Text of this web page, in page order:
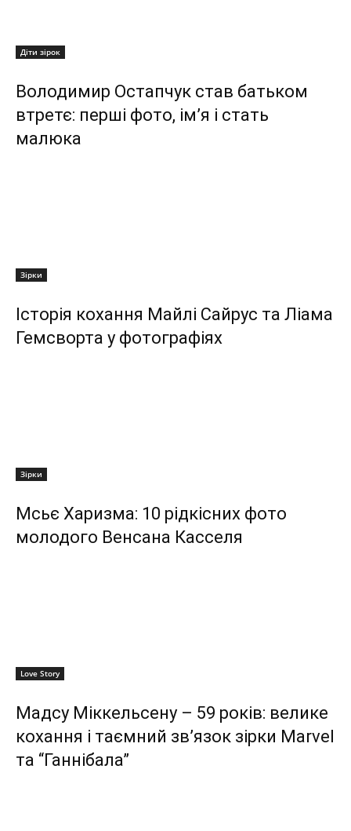
Діти зірок
Володимир Остапчук став батьком
втретє: перші фото, ім’я і стать
малюка
Зірки
Історія кохання Майлі Сайрус та Ліама
Гемсворта у фотографіях
Зірки
Мсьє Харизма: 10 рідкісних фото
молодого Венсана Касселя
Love Story
Мадсу Міккельсену – 59 років: велике
кохання і таємний зв’язок зірки Marvel
та “Ганнібала”